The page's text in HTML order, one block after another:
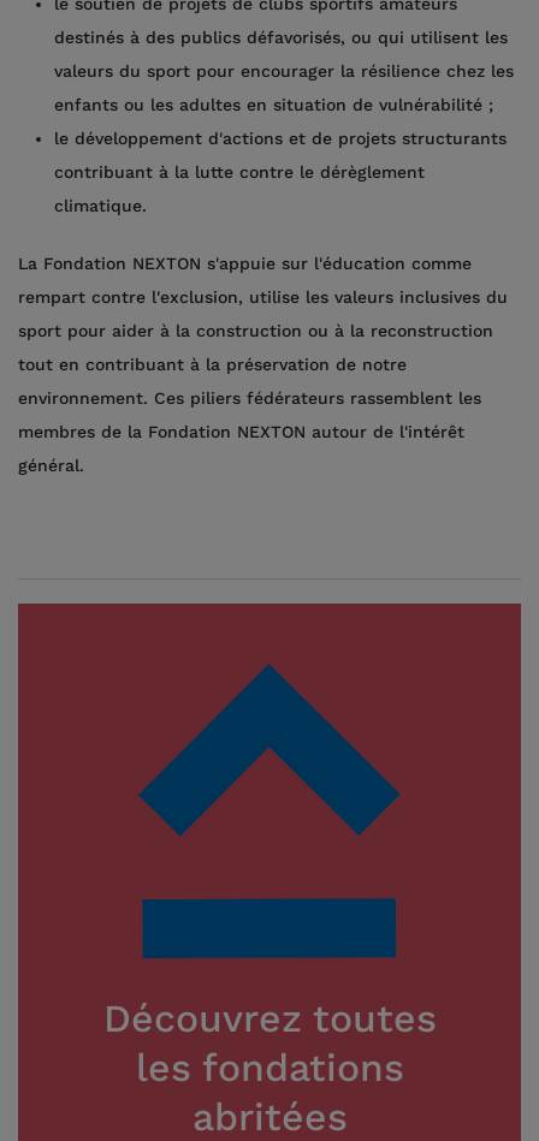
destinés à des publics défavorisés, ou qui utilisent les
valeurs du sport pour encourager la résilience chez les
enfants ou les adultes en situation de vulnérabilité ;
le développement d'actions et de projets structurants
contribuant à la lutte contre le dérèglement
climatique.
La Fondation NEXTON s'appuie sur l'éducation comme
rempart contre l'exclusion, utilise les valeurs inclusives du
sport pour aider à la construction ou à la reconstruction
tout en contribuant à la préservation de notre
environnement. Ces piliers fédérateurs rassemblent les
membres de la Fondation NEXTON autour de l'intérêt
général.
Découvrez toutes
les fondations
abritées